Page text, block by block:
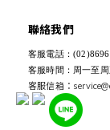
聯絡我們
客服電話：
客服時間：周一至
客服信箱：